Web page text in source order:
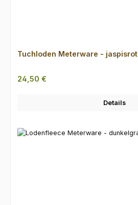
Tuchloden Meterware - jaspisrot
Regulärer Preis:
24,50 €
Details